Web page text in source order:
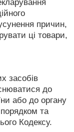
причин,
ці товари,
засобів
до
або до органу
порядком та
Кодексу.